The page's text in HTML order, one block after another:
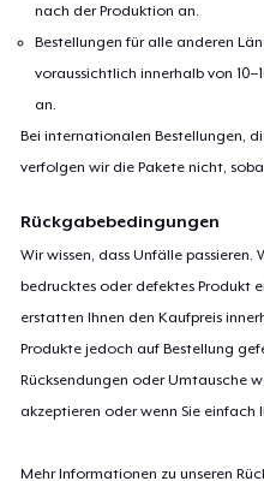
nach der Produktion an.
Bestellungen für alle anderen
voraussichtlich innerhalb von
an.
Bei internationalen Bestellungen,
verfolgen wir die Pakete nicht,
Rückgabebedingungen
Wir wissen, dass Unfälle passieren.
bedrucktes oder defektes Produkt
erstatten Ihnen den Kaufpreis
Produkte jedoch auf Bestellung
Rücksendungen oder Umtausche
akzeptieren oder wenn Sie einfach
Mehr Informationen zu unseren